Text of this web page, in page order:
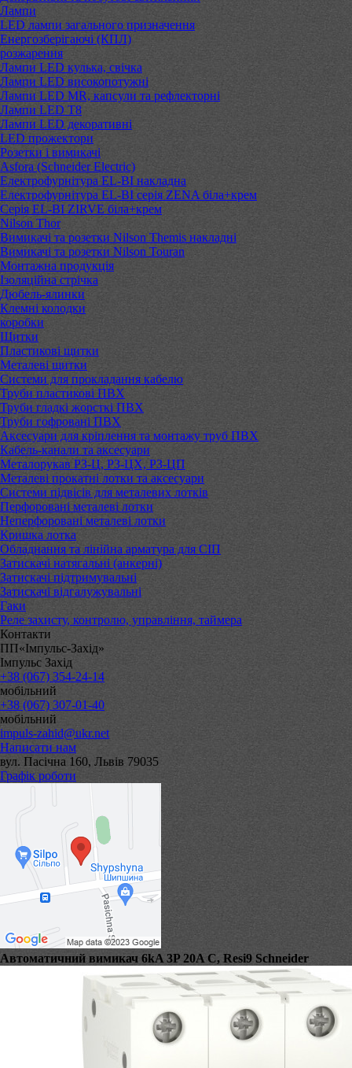
Лампи
LED лампи загального призначення
Енергозберігаючі (КПЛ)
розжарення
Лампи LED кулька, свічка
Лампи LED високопотужні
Лампи LED MR, капсули та рефлекторні
Лампи LED Т8
Лампи LED декоративні
LED прожектори
Розетки і вимикачі
Asfora (Schneider Electric)
Електрофурнітура EL-BI накладна
Електрофурнітура EL-BI серія ZENA біла+крем
Серія EL-BI ZIRVE біла+крем
Nilson Thor
Вимикачі та розетки Nilson Themis накладні
Вимикачі та розетки Nilson Touran
Монтажна продукція
Ізоляційна стрічка
Дюбель-ялинки
Клемні колодки
коробки
Щитки
Пластикові щитки
Металеві щитки
Системи для прокладання кабелю
Труби пластикові ПВХ
Труби гладкі жорсткі ПВХ
Труби гофровані ПВХ
Аксесуари для кріплення та монтажу труб ПВХ
Кабель-канали та аксесуари
Металорукав РЗ-Ц, РЗ-ЦХ, РЗ-ЦП
Металеві прокатні лотки та аксесуари
Системи підвісів для металевих лотків
Перфоровані металеві лотки
Неперфоровані металеві лотки
Кришка лотка
Обладнання та лінійна арматура для СІП
Затискачі натягальні (анкерні)
Затискачі підтримувальні
Затискачі відгалужувальні
Гаки
Реле захисту, контролю, управління, таймера
Контакти
ПП«Імпульс-Захід»
Імпульс Захід
+38 (067) 354-24-14
мобільний
+38 (067) 307-01-40
мобільний
impuls-zahid@ukr.net
Написати нам
вул. Пасічна 160, Львів 79035
Графік роботи
Автоматичний вимикач 6kA 3P 20A C, Resi9 Schneider